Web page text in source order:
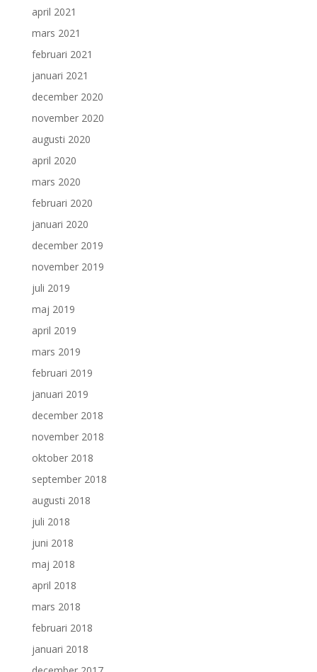
april 2021
mars 2021
februari 2021
januari 2021
december 2020
november 2020
augusti 2020
april 2020
mars 2020
februari 2020
januari 2020
december 2019
november 2019
juli 2019
maj 2019
april 2019
mars 2019
februari 2019
januari 2019
december 2018
november 2018
oktober 2018
september 2018
augusti 2018
juli 2018
juni 2018
maj 2018
april 2018
mars 2018
februari 2018
januari 2018